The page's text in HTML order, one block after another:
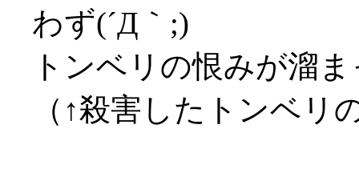
わず(´Д｀;)
トンベリの恨みが溜
（↑殺害したトンベリ